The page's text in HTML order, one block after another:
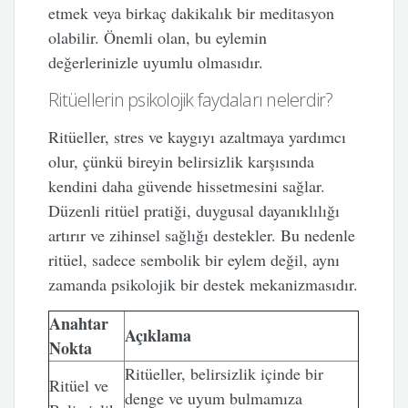
etmek veya birkaç dakikalık bir meditasyon
olabilir. Önemli olan, bu eylemin
değerlerinizle uyumlu olmasıdır.
Ritüellerin psikolojik faydaları nelerdir?
Ritüeller, stres ve kaygıyı azaltmaya yardımcı
olur, çünkü bireyin belirsizlik karşısında
kendini daha güvende hissetmesini sağlar.
Düzenli ritüel pratiği, duygusal dayanıklılığı
artırır ve zihinsel sağlığı destekler. Bu nedenle
ritüel, sadece sembolik bir eylem değil, aynı
zamanda psikolojik bir destek mekanizmasıdır.
Anahtar
Nokta
Açıklama
Ritüel ve
Ritüeller, belirsizlik içinde bir
denge ve uyum bulmamıza